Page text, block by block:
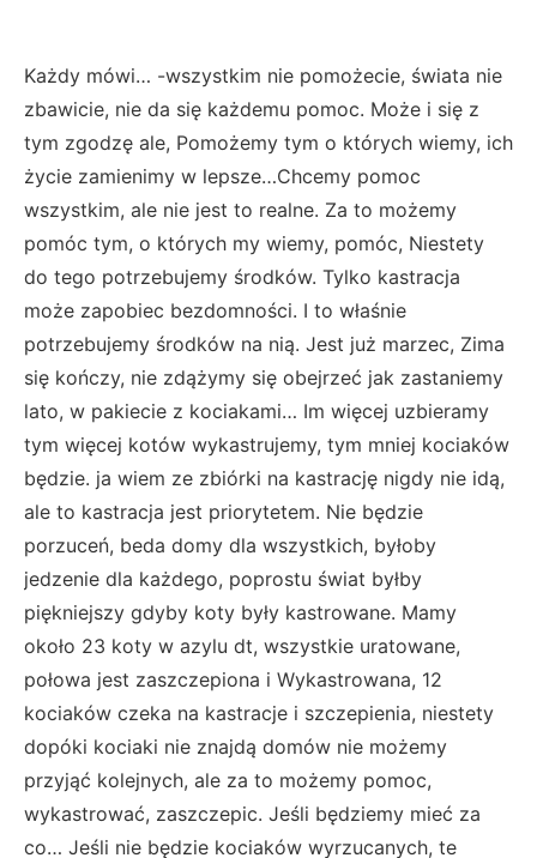
Każdy mówi… -wszystkim nie pomożecie, świata nie
zbawicie, nie da się każdemu pomoc. Może i się z
tym zgodzę ale, Pomożemy tym o których wiemy, ich
życie zamienimy w lepsze…Chcemy pomoc
wszystkim, ale nie jest to realne. Za to możemy
pomóc tym, o których my wiemy, pomóc, Niestety
do tego potrzebujemy środków. Tylko kastracja
może zapobiec bezdomności. I to właśnie
potrzebujemy środków na nią. Jest już marzec, Zima
się kończy, nie zdążymy się obejrzeć jak zastaniemy
lato, w pakiecie z kociakami… Im więcej uzbieramy
tym więcej kotów wykastrujemy, tym mniej kociaków
będzie. ja wiem ze zbiórki na kastrację nigdy nie idą,
ale to kastracja jest priorytetem. Nie będzie
porzuceń, beda domy dla wszystkich, byłoby
jedzenie dla każdego, poprostu świat byłby
piękniejszy gdyby koty były kastrowane. Mamy
około 23 koty w azylu dt, wszystkie uratowane,
połowa jest zaszczepiona i Wykastrowana, 12
kociaków czeka na kastracje i szczepienia, niestety
dopóki kociaki nie znajdą domów nie możemy
przyjąć kolejnych, ale za to możemy pomoc,
wykastrować, zaszczepic. Jeśli będziemy mieć za
co… Jeśli nie będzie kociaków wyrzucanych, te